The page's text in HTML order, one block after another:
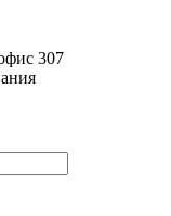
307